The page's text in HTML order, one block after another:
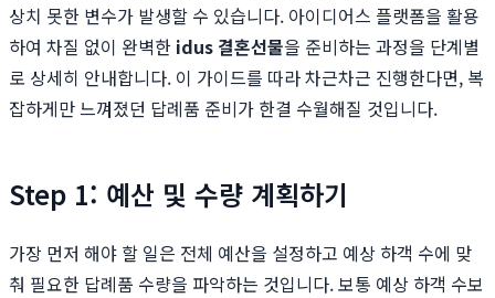
상치 못한 변수가 발생할 수 있습니다. 아이디어스 플랫폼을 활용
하여 차질 없이 완벽한 idus 결혼선물을 준비하는 과정을 단계별
로 상세히 안내합니다. 이 가이드를 따라 차근차근 진행한다면, 복
잡하게만 느껴졌던 답례품 준비가 한결 수월해질 것입니다.
Step 1: 예산 및 수량 계획하기
가장 먼저 해야 할 일은 전체 예산을 설정하고 예상 하객 수에 맞
춰 필요한 답례품 수량을 파악하는 것입니다. 보통 예상 하객 수보